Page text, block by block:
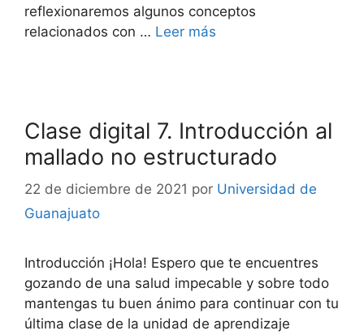
reflexionaremos algunos conceptos
relacionados con … Leer más
Clase digital 7. Introducción al
mallado no estructurado
22 de diciembre de 2021 por Universidad de
Guanajuato
Introducción ¡Hola! Espero que te encuentres
gozando de una salud impecable y sobre todo
mantengas tu buen ánimo para continuar con tu
última clase de la unidad de aprendizaje